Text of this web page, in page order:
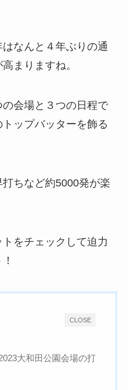
なんと４年ぶりの通
まりますね。
会場と３つの日程で
ップバッターを飾る
ちなど約5000発が楽
をチェックして迫力
CLOSE
大和田公園会場の打